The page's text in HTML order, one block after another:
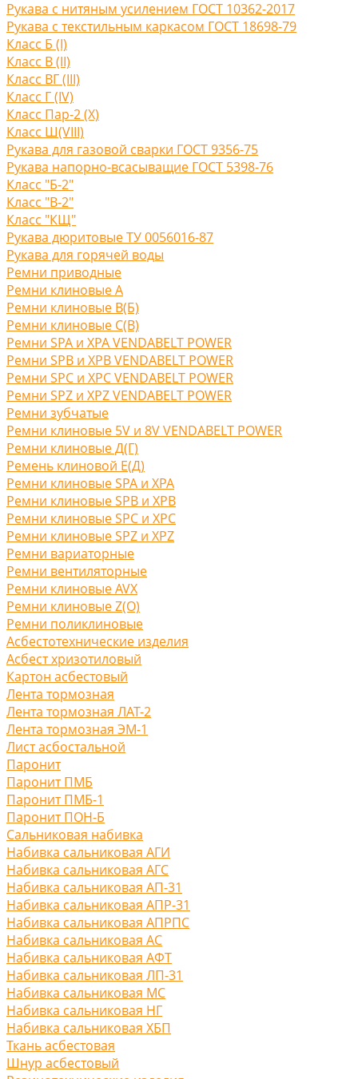
Рукава с нитяным усилением ГОСТ 10362-2017
Рукава с текстильным каркасом ГОСТ 18698-79
Класс Б (I)
Класс В (II)
Класс ВГ (III)
Класс Г (IV)
Класс Пар-2 (X)
Класс Ш(VIII)
Рукава для газовой сварки ГОСТ 9356-75
Рукава напорно-всасыващие ГОСТ 5398-76
Класс "Б-2"
Класс "В-2"
Класс "КЩ"
Рукава дюритовые ТУ 0056016-87
Рукава для горячей воды
Ремни приводные
Ремни клиновые A
Ремни клиновые В(Б)
Ремни клиновые С(B)
Ремни SPA и XPA VENDABELT POWER
Ремни SPB и XPB VENDABELT POWER
Ремни SPC и XPC VENDABELT POWER
Ремни SPZ и XPZ VENDABELT POWER
Ремни зубчатые
Ремни клиновые 5V и 8V VENDABELT POWER
Ремни клиновые Д(Г)
Ремень клиновой Е(Д)
Ремни клиновые SPA и XPA
Ремни клиновые SPB и XPB
Ремни клиновые SPC и XPC
Ремни клиновые SPZ и XPZ
Ремни вариаторные
Ремни вентиляторные
Ремни клиновые AVX
Ремни клиновые Z(O)
Ремни поликлиновые
Асбестотехнические изделия
Асбест хризотиловый
Картон асбестовый
Лента тормозная
Лента тормозная ЛАТ-2
Лента тормозная ЭМ-1
Лист асбостальной
Паронит
Паронит ПМБ
Паронит ПМБ-1
Паронит ПОН-Б
Сальниковая набивка
Набивка сальниковая АГИ
Набивка сальниковая АГС
Набивка сальниковая АП-31
Набивка сальниковая АПР-31
Набивка сальниковая АПРПС
Набивка сальниковая АС
Набивка сальниковая АФТ
Набивка сальниковая ЛП-31
Набивка сальниковая МС
Набивка сальниковая НГ
Набивка сальниковая ХБП
Ткань асбестовая
Шнур асбестовый